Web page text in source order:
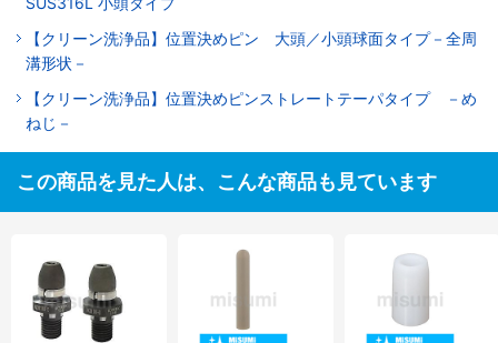
【クリーン洗浄品】位置決めピン 大頭／小頭球面タイプ－全周
溝形状－
【クリーン洗浄品】位置決めピンストレートテーパタイプ －め
ねじ－
この商品を見た人は、こんな商品も見ています